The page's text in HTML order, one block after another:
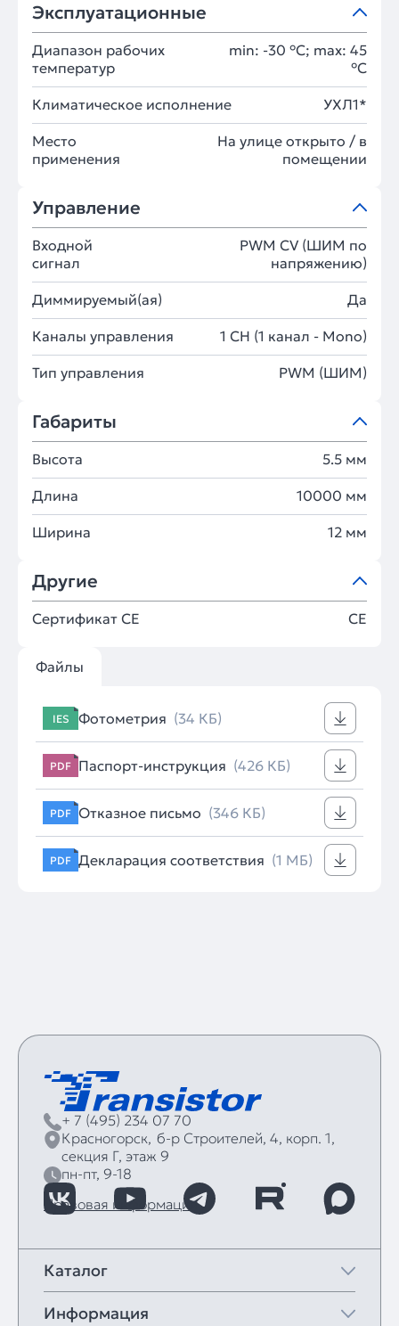
Эксплуатационные
Диапазон рабочих
температур
min: -30 °C; max: 45
°C
Климатическое исполнение УХЛ1*
Место
применения
На улице открыто / в
помещении
Управление
Входной
сигнал
PWM СV (ШИМ по
напряжению)
Диммируемый(ая) Да
Каналы управления 1 CH (1 канал - Mono)
Тип управления PWM (ШИМ)
Габариты
Высота 5.5 мм
Длина 10000 мм
Ширина 12 мм
Другие
Сертификат CE CE
Файлы
IES Фотометрия (34 КБ)
PDF Паспорт-инструкция (426 КБ)
PDF Отказное письмо (346 КБ)
PDF Декларация соответствия (1 МБ)
+ 7 (495) 234 07 70
Красногорск, б‑р Строителей, 4, корп. 1,
секция Г, этаж 9
пн-пт, 9-18
Правовая информация
Каталог
Информация